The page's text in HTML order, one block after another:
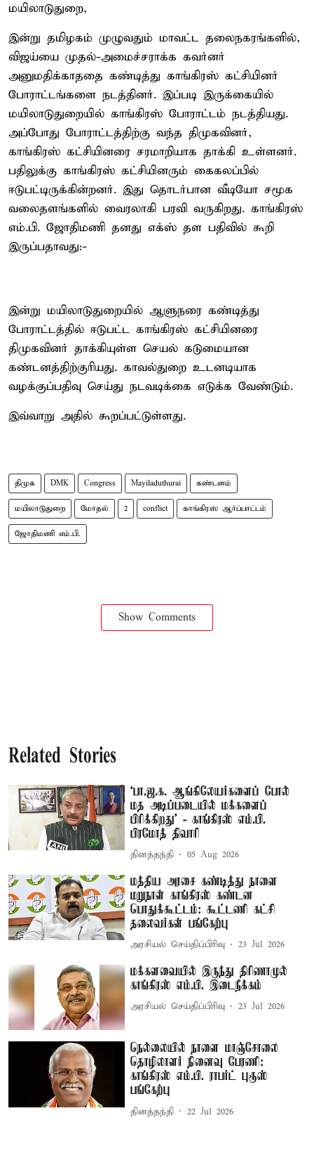
மயிலாடுதுறை,
இன்று தமிழகம் முழுவதும் மாவட்ட தலைநகரங்களில்,
விஜய்யை முதல்-அமைச்சராக்க கவர்னர்
அனுமதிக்காததை கண்டித்து காங்கிரஸ் கட்சியினர்
போராட்டங்களை நடத்தினர். இப்படி இருக்கையில்
மயிலாடுதுறையில் காங்கிரஸ் போராட்டம் நடத்தியது.
அப்போது போராட்டத்திற்கு வந்த திமுகவினர்,
காங்கிரஸ் கட்சியினரை சரமாறியாக தாக்கி உள்ளனர்.
பதிலுக்கு காங்கிரஸ் கட்சியினரும் கைகலப்பில்
ஈடுபட்டிருக்கின்றனர். இது தொடர்பான வீடியோ சமூக
வலைதளங்களில் வைரலாகி பரவி வருகிறது. காங்கிரஸ்
எம்.பி. ஜோதிமணி தனது எக்ஸ் தள பதிவில் கூறி
இருப்பதாவது:-
இன்று மயிலாடுதுறையில் ஆளுநரை கண்டித்து
போராட்டத்தில் ஈடுபட்ட காங்கிரஸ் கட்சியினரை
திமுகவினர் தாக்கியுள்ள செயல் கடுமையான
கண்டனத்திற்குரியது. காவல்துறை உடனடியாக
வழக்குப்பதிவு செய்து நடவடிக்கை எடுக்க வேண்டும்.
இவ்வாறு அதில் கூறப்பட்டுள்ளது.
திமுக DMK Congress Mayiladuthurai கண்டனம்
மயிலாடுதுறை மோதல் 2 conflict காங்கிரஸ் ஆர்ப்பாட்டம்
ஜோதிமணி எம்.பி.
Show Comments
Related Stories
‘பா.ஜ.க. ஆங்கிலேயர்களைப் போல்
மத அடிப்படையில் மக்களைப்
பிரிக்கிறது’ - காங்கிரஸ் எம்.பி.
பிரமோத் திவாரி
தினத்தந்தி 05 Aug 2026
மத்திய அரசை கண்டித்து நாளை
மறுநாள் காங்கிரஸ் கண்டன
பொதுக்கூட்டம்: கூட்டணி கட்சி
தலைவர்கள் பங்கேற்பு
அரசியல் செய்திப்பிரிவு 23 Jul 2026
மக்களவையில் இருந்து திரிணாமுல்
காங்கிரஸ் எம்.பி. இடைநீக்கம்
அரசியல் செய்திப்பிரிவு 23 Jul 2026
நெல்லையில் நாளை மாஞ்சோலை
தொழிலாளர் நினைவு பேரணி:
காங்கிரஸ் எம்.பி. ராபர்ட் புரூஸ்
பங்கேற்பு
தினத்தந்தி 22 Jul 2026